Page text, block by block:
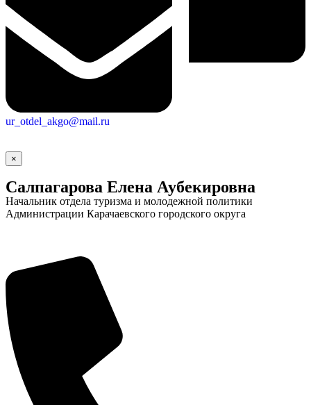
ur_otdel_akgo@mail.ru
×
Салпагарова Елена Аубекировна
Начальник отдела туризма и молодежной политики
Администрации Карачаевского городского округа